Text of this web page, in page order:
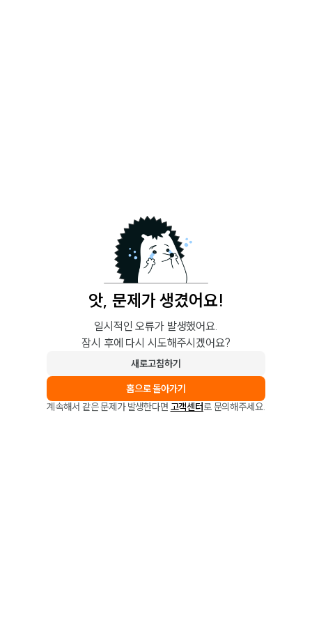
앗, 문제가 생겼어요!
일시적인 오류가 발생했어요.
잠시 후에 다시 시도해주시겠어요?
새로고침하기
홈으로 돌아가기
계속해서 같은 문제가 발생한다면 고객센터로 문의해주세요.